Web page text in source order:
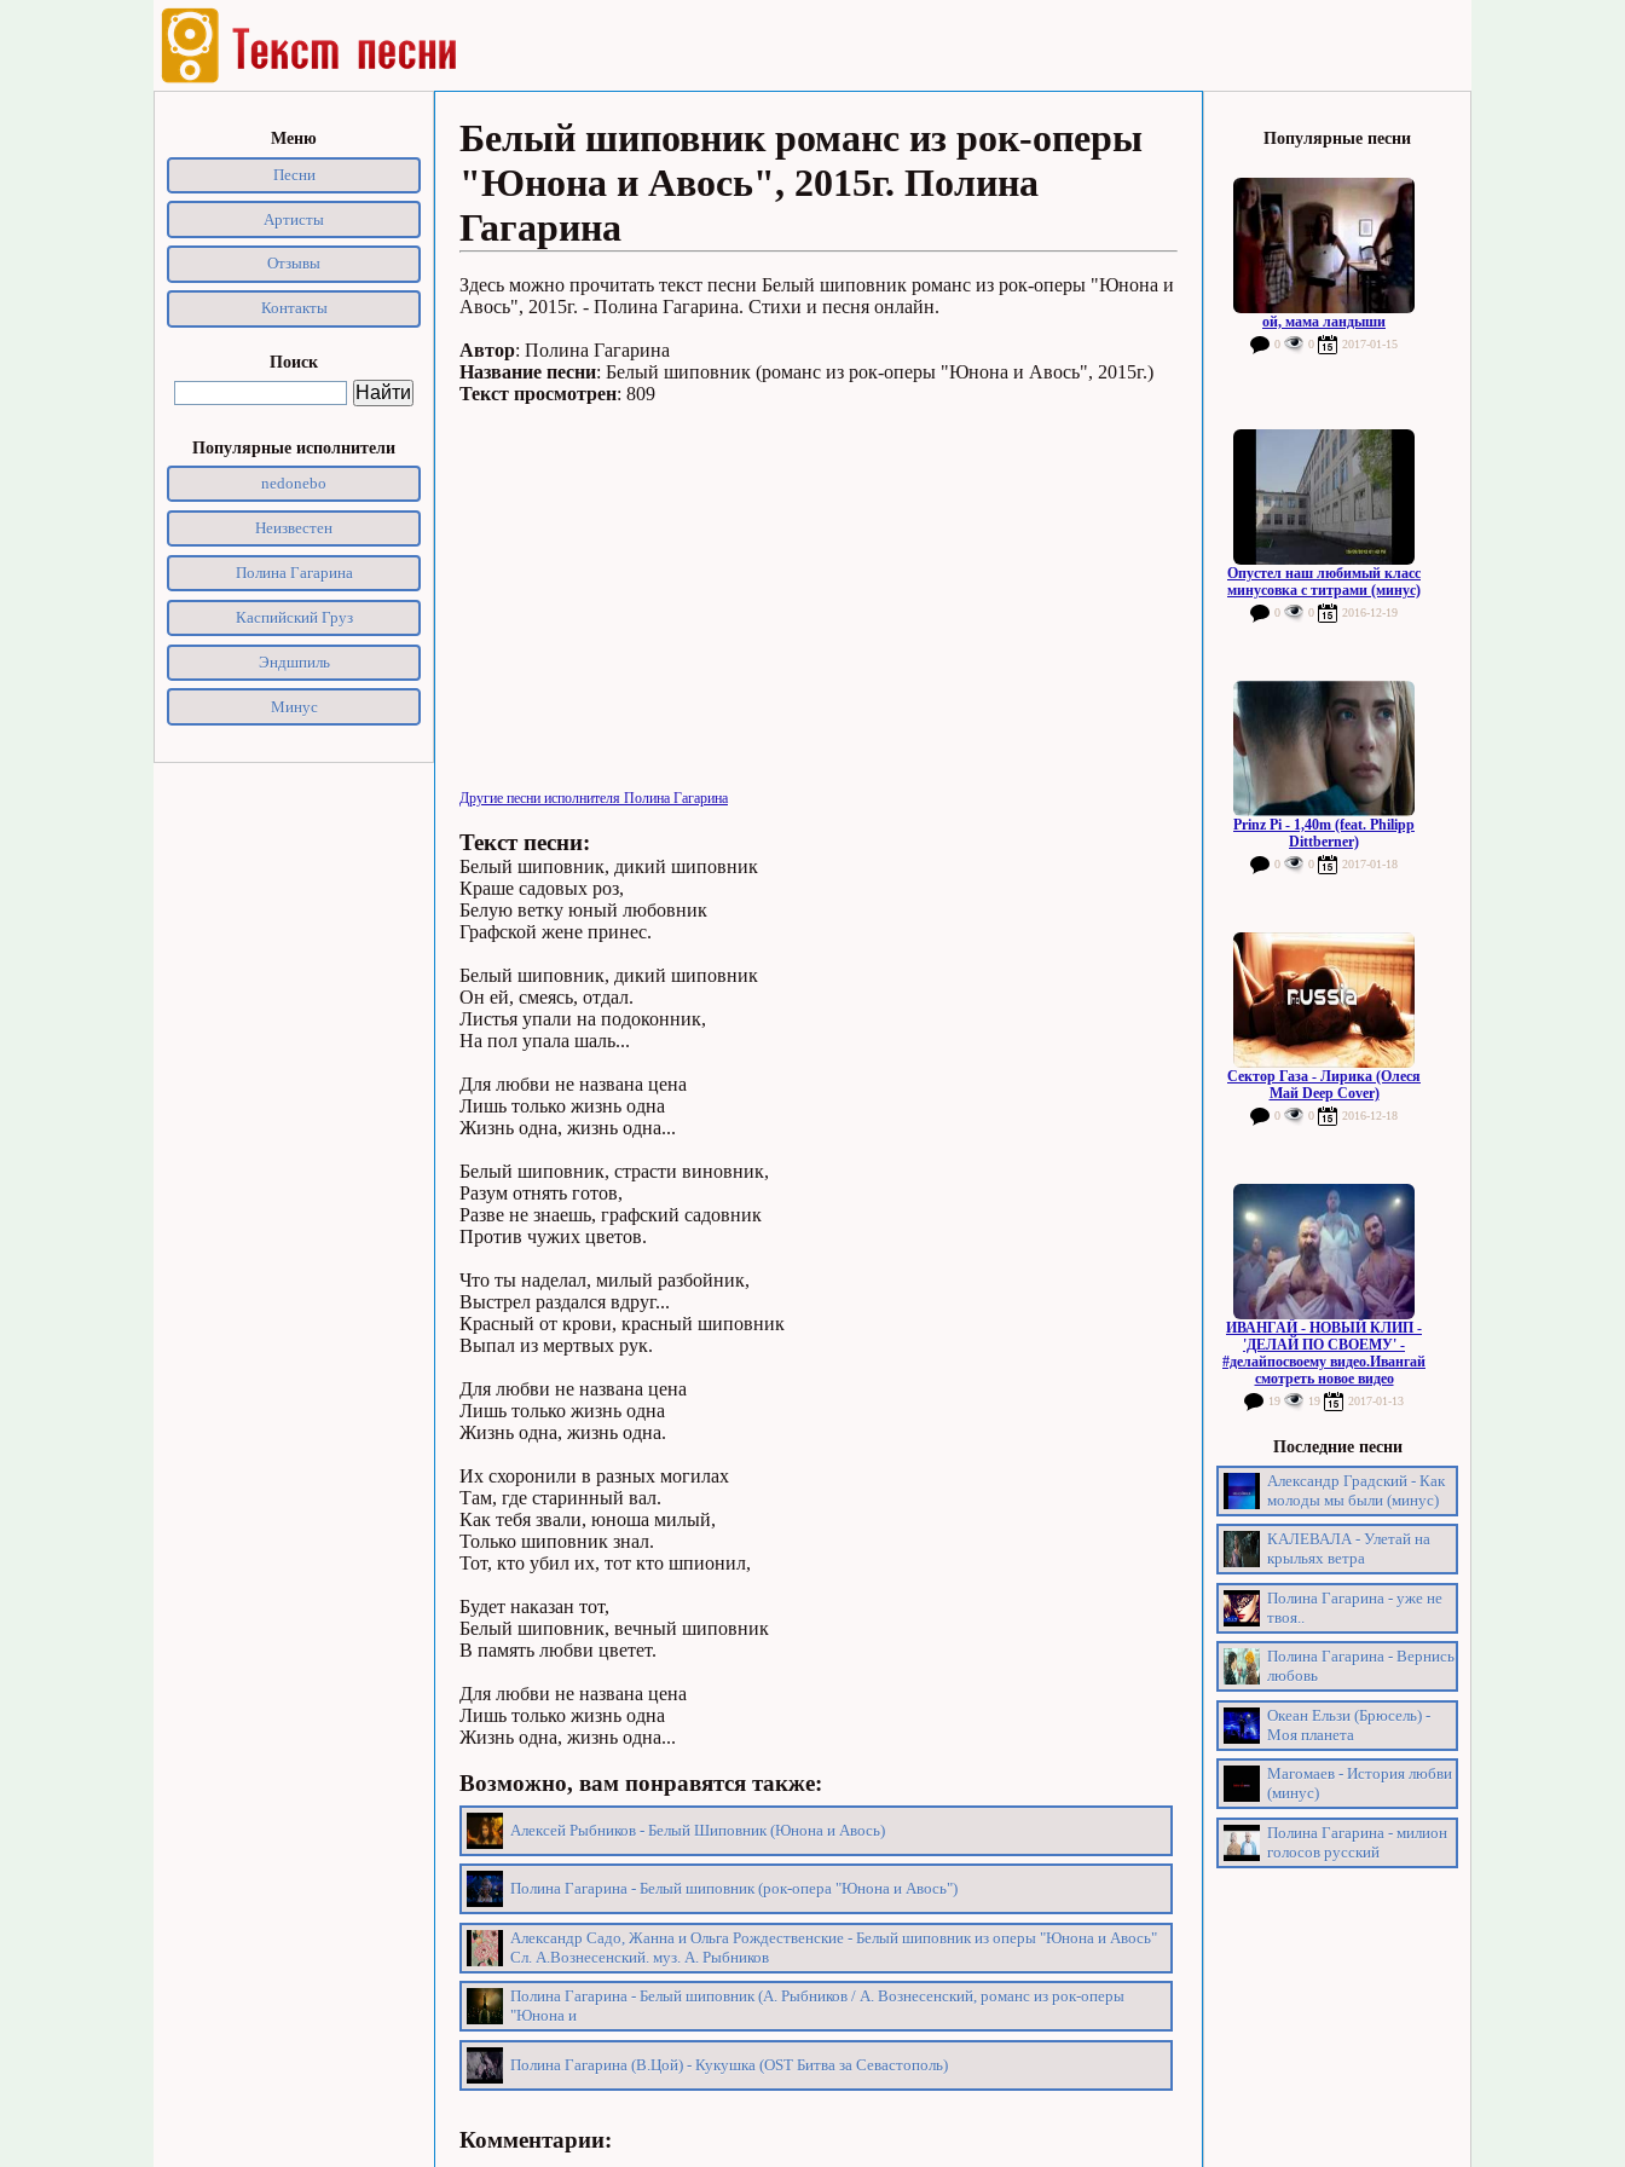
Меню
Песни
Артисты
Отзывы
Контакты
Поиск
Популярные исполнители
nedonebo
Неизвестен
Полина Гагарина
Каспийский Груз
Эндшпиль
Минус
Белый шиповник романс из рок-оперы
"Юнона и Авось", 2015г. Полина
Гагарина
Здесь можно прочитать текст песни Белый шиповник романс из рок-оперы "Юнона и
Авось", 2015г. - Полина Гагарина. Стихи и песня онлайн.
Автор: Полина Гагарина
Название песни: Белый шиповник (романс из рок-оперы "Юнона и Авось", 2015г.)
Текст просмотрен: 809
Другие песни исполнителя Полина Гагарина
Текст песни:
Белый шиповник, дикий шиповник
Краше садовых роз,
Белую ветку юный любовник
Графской жене принес.
Белый шиповник, дикий шиповник
Он ей, смеясь, отдал.
Листья упали на подоконник,
На пол упала шаль...
Для любви не названа цена
Лишь только жизнь одна
Жизнь одна, жизнь одна...
Белый шиповник, страсти виновник,
Разум отнять готов,
Разве не знаешь, графский садовник
Против чужих цветов.
Что ты наделал, милый разбойник,
Выстрел раздался вдруг...
Красный от крови, красный шиповник
Выпал из мертвых рук.
Для любви нe названа цена
Лишь только жизнь одна
Жизнь одна, жизнь одна.
Их схоронили в разных могилах
Там, где старинный вал.
Как тебя звали, юноша милый,
Только шиповник знал.
Тот, кто убил их, тот кто шпионил,
Будет наказан тот,
Белый шиповник, вечный шиповник
В память любви цветет.
Для любви не названа цена
Лишь только жизнь одна
Жизнь одна, жизнь одна...
Возможно, вам понравятся также:
Алексей Рыбников - Белый Шиповник (Юнона и Авось)
Полина Гагарина - Белый шиповник (рок-опера "Юнона и Авось")
Александр Садо, Жанна и Ольга Рождественские - Белый шиповник из оперы "Юнона и Авось"
Сл. А.Вознесенский. муз. А. Рыбников
Полина Гагарина - Белый шиповник (А. Рыбников / А. Вознесенский, романс из рок-оперы
"Юнона и
Полина Гагарина (В.Цой) - Кукушка (OST Битва за Севастополь)
Комментарии:
Популярные песни
ой, мама ландыши
0 0 2017-01-15
Опустел наш любимый класс
минусовка с титрами (минус)
0 0 2016-12-19
Prinz Pi - 1,40m (feat. Philipp
Dittberner)
0 0 2017-01-18
Сектор Газа - Лирика (Олеся
Май Deep Cover)
0 0 2016-12-18
ИВАНГАЙ - НОВЫЙ КЛИП -
'ДЕЛАЙ ПО СВОЕМУ' -
#делайпосвоему видео.Ивангай
смотреть новое видео
19 19 2017-01-13
Последние песни
Александр Градский - Как
молоды мы были (минус)
КАЛЕВАЛА - Улетай на
крыльях ветра
Полина Гагарина - уже не
твоя..
Полина Гагарина - Вернись
любовь
Океан Ельзи (Брюсель) -
Моя планета
Магомаев - История любви
(минус)
Полина Гагарина - милион
голосов русский